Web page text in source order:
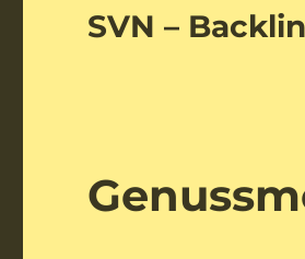
SVN –